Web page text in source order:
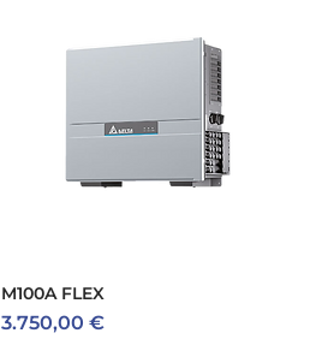
M100A FLEX
Preis
3.750,00 €